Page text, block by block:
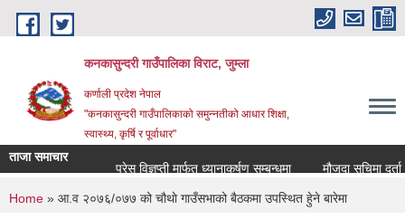
Skip to main content
कनकासुन्दरी गाउँपालिका विराट, जुम्ला
कर्णाली प्रदेश नेपाल
"कनकासुन्दरी गाउँपालिकाको समुन्नतीको आधार शिक्षा,
स्वास्थ्य, कृर्षि र पूर्वाधार"
ताजा समाचार
प्रेस विज्ञप्ती मार्फत ध्यानाकर्षण सम्बन्धमा
मौजुदा सुचिमा दर्ता वा
You are here
Home » आ.व २०७६/०७७ को चौथाे गाउँसभाको बैठकमा उपस्थित हुेने बारेमा